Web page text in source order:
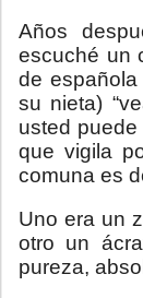
Años
escuché un
de
su nieta)
usted
que vigila
comuna es
Uno era un
otro un
pureza,